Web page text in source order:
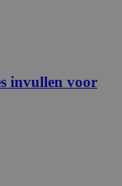
invullen voor